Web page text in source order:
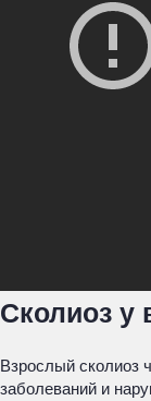
Сколиоз у
Взрослый сколиоз
заболеваний и